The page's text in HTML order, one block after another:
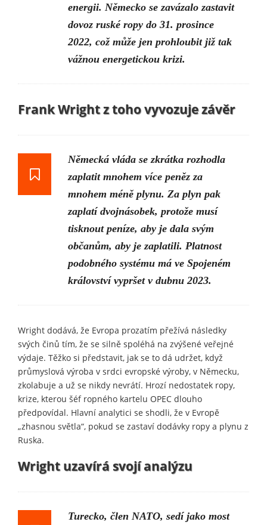
energii. Německo se zavázalo zastavit
dovoz ruské ropy do 31. prosince
2022, což může jen prohloubit již tak
vážnou energetickou krizi.
Frank Wright z toho vyvozuje závěr
Německá vláda se zkrátka rozhodla
zaplatit mnohem více peněz za
mnohem méně plynu. Za plyn pak
zaplatí dvojnásobek, protože musí
tisknout peníze, aby je dala svým
občanům, aby je zaplatili. Platnost
podobného systému má ve Spojeném
království vypršet v dubnu 2023.
Wright dodává, že Evropa prozatím přežívá následky
svých činů tím, že se silně spoléhá na zvýšené veřejné
výdaje. Těžko si představit, jak se to dá udržet, když
průmyslová výroba v srdci evropské výroby, v Německu,
zkolabuje a už se nikdy nevrátí. Hrozí nedostatek ropy,
krize, kterou šéf ropného kartelu OPEC dlouho
předpovídal. Hlavní analytici se shodli, že v Evropě
„zhasnou světla“, pokud se zastaví dodávky ropy a plynu z
Ruska.
Wright uzavírá svojí analýzu
Turecko, člen NATO, sedí jako most